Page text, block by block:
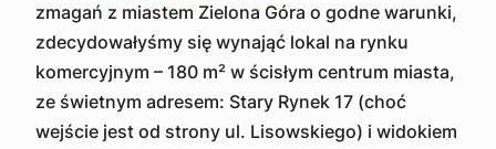
zmagań z miastem Zielona Góra o godne warunki,
zdecydowałyśmy się wynająć lokal na rynku
komercyjnym – 180 m² w ścisłym centrum miasta,
ze świetnym adresem: Stary Rynek 17 (choć
wejście jest od strony ul. Lisowskiego) i widokiem